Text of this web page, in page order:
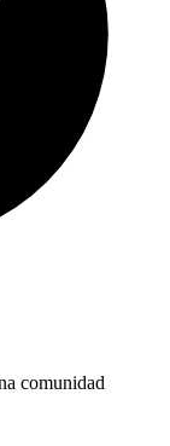
comunidad